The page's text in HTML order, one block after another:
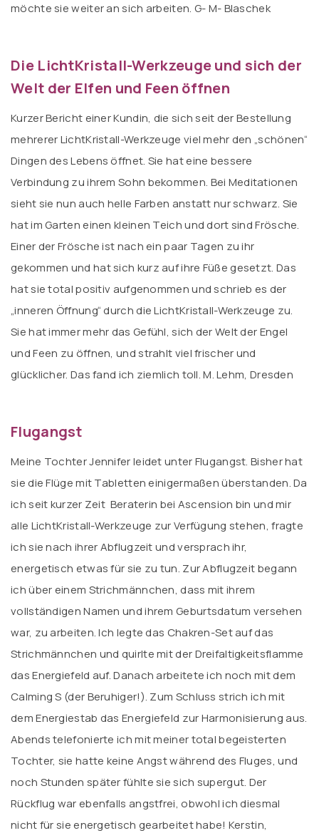
möchte sie weiter an sich arbeiten. G- M- Blaschek
Die LichtKristall-Werkzeuge und sich der
Welt der Elfen und Feen öffnen
Kurzer Bericht einer Kundin, die sich seit der Bestellung
mehrerer LichtKristall-Werkzeuge viel mehr den „schönen“
Dingen des Lebens öffnet. Sie hat eine bessere
Verbindung zu ihrem Sohn bekommen. Bei Meditationen
sieht sie nun auch helle Farben anstatt nur schwarz. Sie
hat im Garten einen kleinen Teich und dort sind Frösche.
Einer der Frösche ist nach ein paar Tagen zu ihr
gekommen und hat sich kurz auf ihre Füße gesetzt. Das
hat sie total positiv aufgenommen und schrieb es der
„inneren Öffnung“ durch die LichtKristall-Werkzeuge zu.
Sie hat immer mehr das Gefühl, sich der Welt der Engel
und Feen zu öffnen, und strahlt viel frischer und
glücklicher. Das fand ich ziemlich toll. M. Lehm, Dresden
Flugangst
Meine Tochter Jennifer leidet unter Flugangst. Bisher hat
sie die Flüge mit Tabletten einigermaßen überstanden. Da
ich seit kurzer Zeit Beraterin bei Ascension bin und mir
alle LichtKristall-Werkzeuge zur Verfügung stehen, fragte
ich sie nach ihrer Abflugzeit und versprach ihr,
energetisch etwas für sie zu tun. Zur Abflugzeit begann
ich über einem Strichmännchen, dass mit ihrem
vollständigen Namen und ihrem Geburtsdatum versehen
war, zu arbeiten. Ich legte das Chakren-Set auf das
Strichmännchen und quirlte mit der Dreifaltigkeitsflamme
das Energiefeld auf. Danach arbeitete ich noch mit dem
Calming S (der Beruhiger!). Zum Schluss strich ich mit
dem Energiestab das Energiefeld zur Harmonisierung aus.
Abends telefonierte ich mit meiner total begeisterten
Tochter, sie hatte keine Angst während des Fluges, und
noch Stunden später fühlte sie sich supergut. Der
Rückflug war ebenfalls angstfrei, obwohl ich diesmal
nicht für sie energetisch gearbeitet habe! Kerstin,